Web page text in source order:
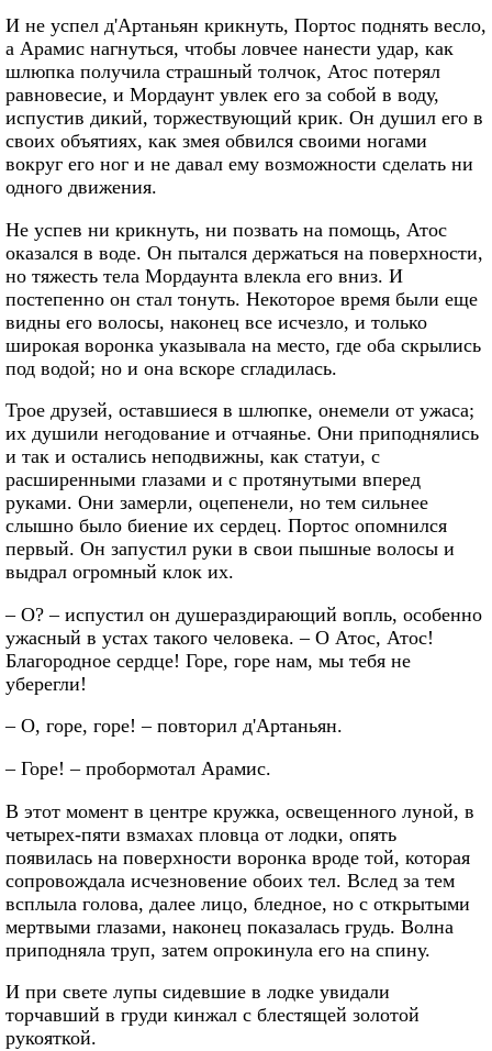
И не успел д'Артаньян крикнуть, Портос поднять весло,
а Арамис нагнуться, чтобы ловчее нанести удар, как
шлюпка получила страшный толчок, Атос потерял
равновесие, и Мордаунт увлек его за собой в воду,
испустив дикий, торжествующий крик. Он душил его в
своих объятиях, как змея обвился своими ногами
вокруг его ног и не давал ему возможности сделать ни
одного движения.
Не успев ни крикнуть, ни позвать на помощь, Атос
оказался в воде. Он пытался держаться на поверхности,
но тяжесть тела Мордаунта влекла его вниз. И
постепенно он стал тонуть. Некоторое время были еще
видны его волосы, наконец все исчезло, и только
широкая воронка указывала на место, где оба скрылись
под водой; но и она вскоре сгладилась.
Трое друзей, оставшиеся в шлюпке, онемели от ужаса;
их душили негодование и отчаянье. Они приподнялись
и так и остались неподвижны, как статуи, с
расширенными глазами и с протянутыми вперед
руками. Они замерли, оцепенели, но тем сильнее
слышно было биение их сердец. Портос опомнился
первый. Он запустил руки в свои пышные волосы и
выдрал огромный клок их.
– О? – испустил он душераздирающий вопль, особенно
ужасный в устах такого человека. – О Атос, Атос!
Благородное сердце! Горе, горе нам, мы тебя не
уберегли!
– О, горе, горе! – повторил д'Артаньян.
– Горе! – пробормотал Арамис.
В этот момент в центре кружка, освещенного луной, в
четырех-пяти взмахах пловца от лодки, опять
появилась на поверхности воронка вроде той, которая
сопровождала исчезновение обоих тел. Вслед за тем
всплыла голова, далее лицо, бледное, но с открытыми
мертвыми глазами, наконец показалась грудь. Волна
приподняла труп, затем опрокинула его на спину.
И при свете лупы сидевшие в лодке увидали
торчавший в груди кинжал с блестящей золотой
рукояткой.